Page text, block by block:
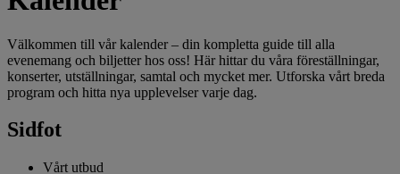
Välkommen till vår kalender – din kompletta guide till alla
evenemang och biljetter hos oss! Här hittar du våra föreställningar,
konserter, utställningar, samtal och mycket mer. Utforska vårt breda
program och hitta nya upplevelser varje dag.
Sidfot
Vårt utbud